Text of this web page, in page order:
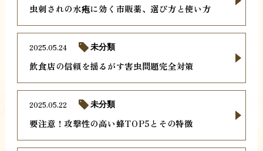
虫刺されの水疱に効く市販薬、選び方と使い方
飲食店の信頼を揺るがす害虫問題完全対策
2025.05.24 未分類
要注意！攻撃性の高い蜂TOP5とその特徴
2025.05.22 未分類